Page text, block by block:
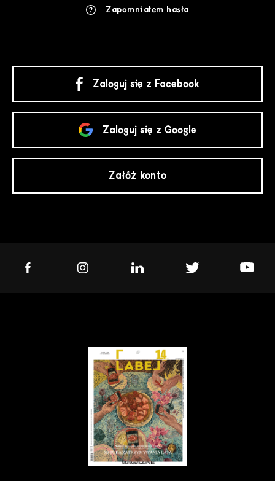
Zapomniałem hasła
Zaloguj się z Facebook
Zaloguj się z Google
Załóż konto